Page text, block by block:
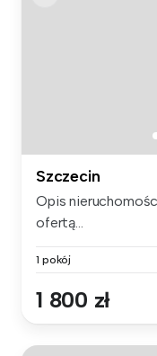
Szczecin
Opis
ofertą...
1 pokój
1 800 zł